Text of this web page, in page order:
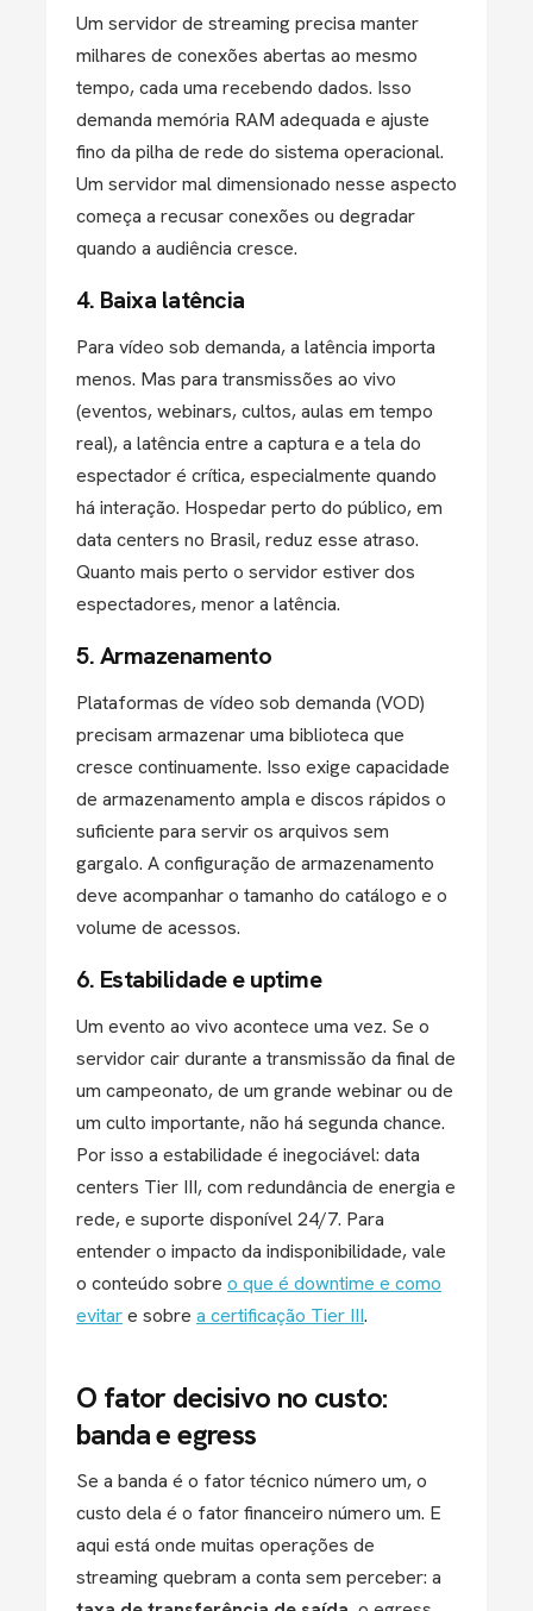
Um servidor de streaming precisa manter
milhares de conexões abertas ao mesmo
tempo, cada uma recebendo dados. Isso
demanda memória RAM adequada e ajuste
fino da pilha de rede do sistema operacional.
Um servidor mal dimensionado nesse aspecto
começa a recusar conexões ou degradar
quando a audiência cresce.
4. Baixa latência
Para vídeo sob demanda, a latência importa
menos. Mas para transmissões ao vivo
(eventos, webinars, cultos, aulas em tempo
real), a latência entre a captura e a tela do
espectador é crítica, especialmente quando
há interação. Hospedar perto do público, em
data centers no Brasil, reduz esse atraso.
Quanto mais perto o servidor estiver dos
espectadores, menor a latência.
5. Armazenamento
Plataformas de vídeo sob demanda (VOD)
precisam armazenar uma biblioteca que
cresce continuamente. Isso exige capacidade
de armazenamento ampla e discos rápidos o
suficiente para servir os arquivos sem
gargalo. A configuração de armazenamento
deve acompanhar o tamanho do catálogo e o
volume de acessos.
6. Estabilidade e uptime
Um evento ao vivo acontece uma vez. Se o
servidor cair durante a transmissão da final de
um campeonato, de um grande webinar ou de
um culto importante, não há segunda chance.
Por isso a estabilidade é inegociável: data
centers Tier III, com redundância de energia e
rede, e suporte disponível 24/7. Para
entender o impacto da indisponibilidade, vale
o conteúdo sobre o que é downtime e como
evitare sobre a certificação Tier III.
O fator decisivo no custo:
banda e egress
Se a banda é o fator técnico número um, o
custo dela é o fator financeiro número um. E
aqui está onde muitas operações de
streaming quebram a conta sem perceber: a